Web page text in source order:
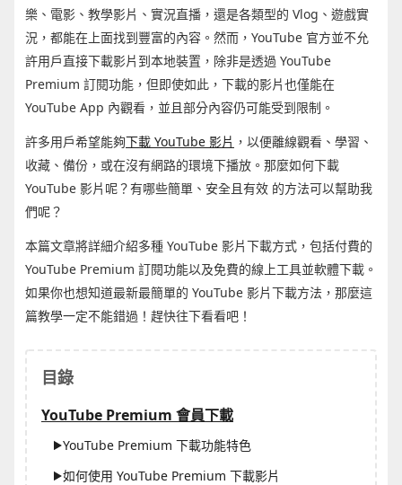
樂、電影、教學影片、實況直播，還是各類型的 Vlog、遊戲實
況，都能在上面找到豐富的內容。然而，YouTube 官方並不允
許用戶直接下載影片到本地裝置，除非是透過 YouTube
Premium 訂閱功能，但即使如此，下載的影片也僅能在
YouTube App 內觀看，並且部分內容仍可能受到限制。
許多用戶希望能夠下載 YouTube 影片 ，以便離線觀看、學習、
收藏、備份，或在沒有網路的環境下播放。那麼如何下載
YouTube 影片呢？有哪些簡單、安全且有效 的方法可以幫助我
們呢？
本篇文章將詳細介紹多種 YouTube 影片下載方式，包括付費的
YouTube Premium 訂閱功能以及免費的線上工具並軟體下載。
如果你也想知道最新最簡單的 YouTube 影片下載方法，那麼這
篇教學一定不能錯過！趕快往下看看吧！
目錄
YouTube Premium 會員下載
YouTube Premium 下載功能特色
如何使用 YouTube Premium 下載影片